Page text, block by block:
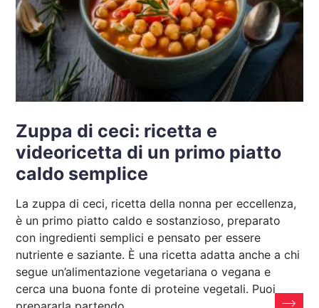
Zuppa di ceci: ricetta e
videoricetta di un primo piatto
caldo semplice
La zuppa di ceci, ricetta della nonna per eccellenza,
è un primo piatto caldo e sostanzioso, preparato
con ingredienti semplici e pensato per essere
nutriente e saziante. È una ricetta adatta anche a chi
segue un’alimentazione vegetariana o vegana e
cerca una buona fonte di proteine vegetali. Puoi